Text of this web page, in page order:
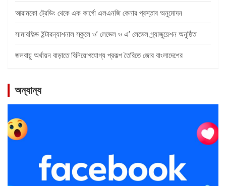
আরামকো ট্রেডিং থেকে এক কার্গো এলএনজি কেনার প্রস্তাব অনুমোদন
সামারফিল্ড ইন্টারন্যাশনাল স্কুলে ও’ লেভেল ও এ’ লেভেল গ্র্যাজুয়েশন অনুষ্ঠিত
জলবায়ু অর্থায়ন বাড়াতে বিনিয়োগযোগ্য প্রকল্প তৈরিতে জোর বাংলাদেশের
অন্যান্য